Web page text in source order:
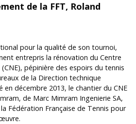
de la FFT, Roland
pour la qualité de son tournoi,
entrepris la rénovation du Centre
pépinière des espoirs du tennis
de la Direction technique
décembre 2013, le chantier du CNE
de Marc Mimram Ingenierie SA,
Fédération Française de Tennis pour